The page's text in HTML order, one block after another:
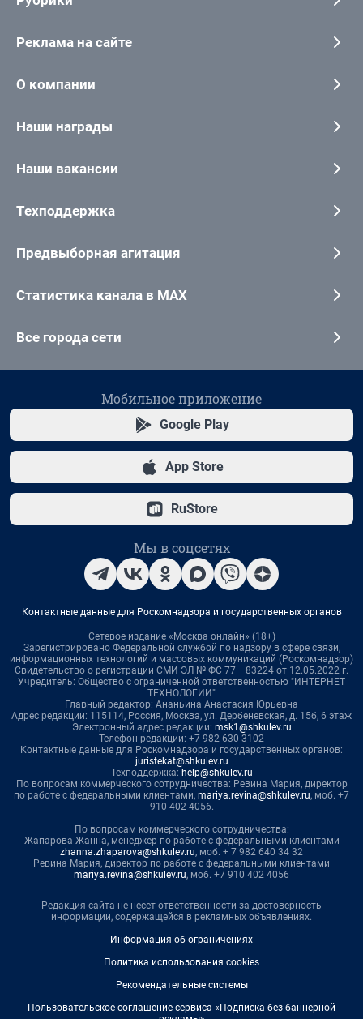
Реклама на сайте
О компании
Наши награды
Наши вакансии
Техподдержка
Предвыборная агитация
Статистика канала в MAX
Все города сети
Мобильное приложение
Google Play
App Store
RuStore
Мы в соцсетях
Контактные данные для Роскомнадзора и государственных органов
Сетевое издание «Москва онлайн» (18+)
Зарегистрировано Федеральной службой по надзору в сфере связи,
информационных технологий и массовых коммуникаций (Роскомнадзор)
Свидетельство о регистрации СМИ ЭЛ № ФС 77— 83224 от 12.05.2022 г.
Учредитель: Общество с ограниченной ответственностью "ИНТЕРНЕТ
ТЕХНОЛОГИИ"
Главный редактор: Ананьина Анастасия Юрьевна
Адрес редакции: 115114, Россия, Москва, ул. Дербеневская, д. 15б, 6 этаж
Электронный адрес редакции: msk1@shkulev.ru
Телефон редакции: +7 982 630 3102
Контактные данные для Роскомнадзора и государственных органов:
juristekat@shkulev.ru
Техподдержка: help@shkulev.ru
По вопросам коммерческого сотрудничества: Ревина Мария, директор
по работе с федеральными клиентами, mariya.revina@shkulev.ru, моб. +7
910 402 4056.
По вопросам коммерческого сотрудничества:
Жапарова Жанна, менеджер по работе с федеральными клиентами
zhanna.zhaparova@shkulev.ru, моб. + 7 982 640 34 32
Ревина Мария, директор по работе с федеральными клиентами
mariya.revina@shkulev.ru, моб. +7 910 402 4056
Редакция сайта не несет ответственности за достоверность
информации, содержащейся в рекламных объявлениях.
Информация об ограничениях
Политика использования cookies
Рекомендательные системы
Пользовательское соглашение сервиса «Подписка без баннерной